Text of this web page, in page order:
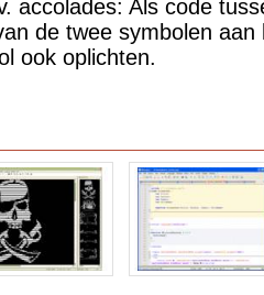
accolades: Als code
de twee symbolen aan
ook oplichten.